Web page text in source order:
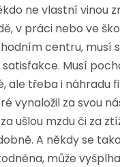
ne vlastní vinou
v práci nebo ve
centru, musí
Musí
ale třeba i náhradu
vynaložil za svou
ušlou mzdu či za
A někdy se
může